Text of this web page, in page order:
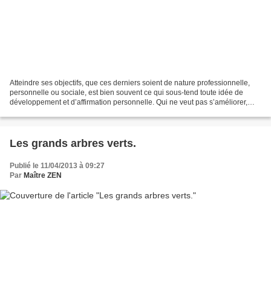
Atteindre ses objectifs, que ces derniers soient de nature professionnelle,
personnelle ou sociale, est bien souvent ce qui sous-tend toute idée de
développement et d’affirmation personnelle. Qui ne veut pas s’améliorer,
Les grands arbres verts.
Publié le 11/04/2013 à 09:27
Par Maître ZEN